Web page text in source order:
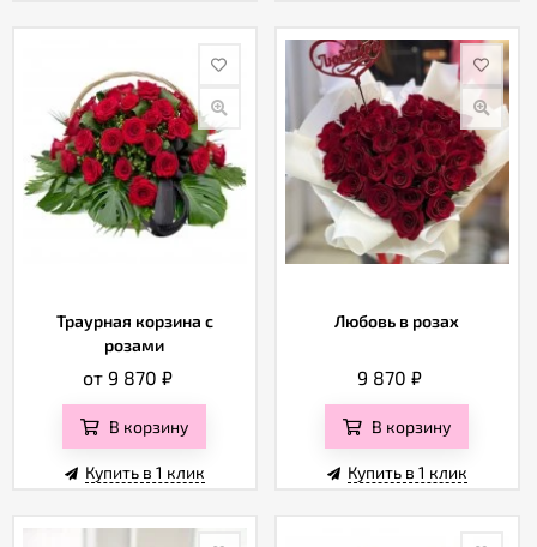
Траурная корзина с
розами
от 9 870 ₽
В корзину
Купить в 1 клик
Любовь в розах
9 870₽
В корзину
Купить в 1 клик